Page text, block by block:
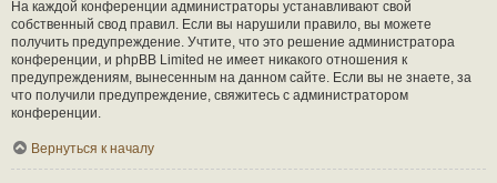
На каждой конференции администраторы устанавливают свой
собственный свод правил. Если вы нарушили правило, вы можете
получить предупреждение. Учтите, что это решение администратора
конференции, и phpBB Limited не имеет никакого отношения к
предупреждениям, вынесенным на данном сайте. Если вы не знаете, за
что получили предупреждение, свяжитесь с администратором
конференции.
Вернуться к началу